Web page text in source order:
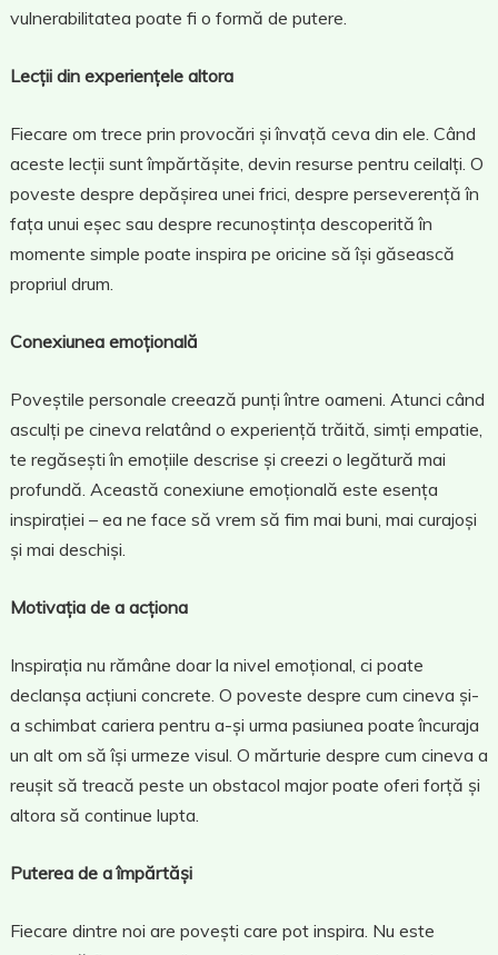
vulnerabilitatea poate fi o formă de putere.
Lecții din experiențele altora
Fiecare om trece prin provocări și învață ceva din ele. Când
aceste lecții sunt împărtășite, devin resurse pentru ceilalți. O
poveste despre depășirea unei frici, despre perseverență în
fața unui eșec sau despre recunoștința descoperită în
momente simple poate inspira pe oricine să își găsească
propriul drum.
Conexiunea emoțională
Poveștile personale creează punți între oameni. Atunci când
asculți pe cineva relatând o experiență trăită, simți empatie,
te regăsești în emoțiile descrise și creezi o legătură mai
profundă. Această conexiune emoțională este esența
inspirației – ea ne face să vrem să fim mai buni, mai curajoși
și mai deschiși.
Motivația de a acționa
Inspirația nu rămâne doar la nivel emoțional, ci poate
declanșa acțiuni concrete. O poveste despre cum cineva și-
a schimbat cariera pentru a-și urma pasiunea poate încuraja
un alt om să își urmeze visul. O mărturie despre cum cineva a
reușit să treacă peste un obstacol major poate oferi forță și
altora să continue lupta.
Puterea de a împărtăși
Fiecare dintre noi are povești care pot inspira. Nu este